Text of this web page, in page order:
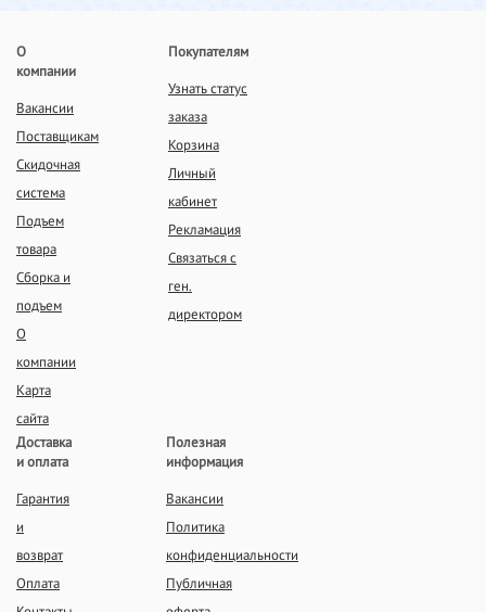
О
компании
Вакансии
Поставщикам
Скидочная
система
Подъем
товара
Сборка и
подъем
О
компании
Карта
сайта
Покупателям
Узнать статус
заказа
Корзина
Личный
кабинет
Рекламация
Связаться с
ген.
директором
Доставка
и оплата
Гарантия
и
возврат
Оплата
Полезная
информация
Вакансии
Политика
конфиденциальности
Публичная